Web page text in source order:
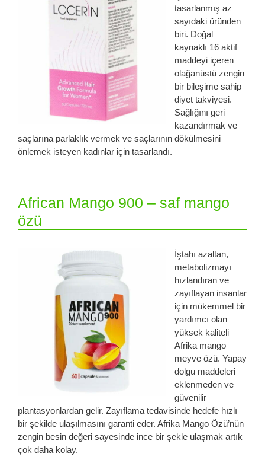
tasarlanmış az
sayıdaki üründen
biri. Doğal
kaynaklı 16 aktif
maddeyi içeren
olağanüstü zengin
bir bileşime sahip
diyet takviyesi.
Sağlığını geri
kazandırmak ve
saçlarına parlaklık vermek ve saçlarının dökülmesini
önlemek isteyen kadınlar için tasarlandı.
African Mango 900 – saf mango
özü
İştahı azaltan,
metabolizmayı
hızlandıran ve
zayıflayan insanlar
için mükemmel bir
yardımcı olan
yüksek kaliteli
Afrika mango
meyve özü. Yapay
dolgu maddeleri
eklenmeden ve
güvenilir
plantasyonlardan gelir. Zayıflama tedavisinde hedefe hızlı
bir şekilde ulaşılmasını garanti eder. Afrika Mango Özü’nün
zengin besin değeri sayesinde ince bir şekle ulaşmak artık
çok daha kolay.